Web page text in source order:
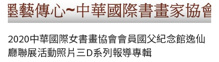
2020中華國際女書畫協會會員國父紀念館逸仙
廳聯展活動照片三D系列報導專輯